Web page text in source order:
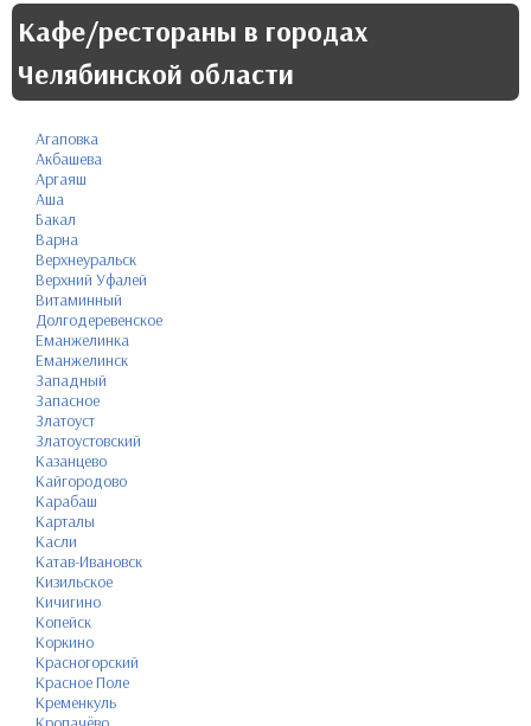
Кафе/рестораны в городах
Челябинской области
Агаповка
Акбашева
Аргаяш
Аша
Бакал
Варна
Верхнеуральск
Верхний Уфалей
Витаминный
Долгодеревенское
Еманжелинка
Еманжелинск
Западный
Запасное
Златоуст
Златоустовский
Казанцево
Кайгородово
Карабаш
Карталы
Касли
Катав-Ивановск
Кизильское
Кичигино
Копейск
Коркино
Красногорский
Красное Поле
Кременкуль